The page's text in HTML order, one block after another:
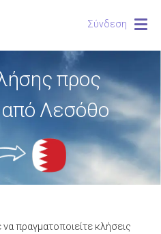
Σύνδεση
προς
Λεσόθο
πραγματοποιείτε κλήσεις